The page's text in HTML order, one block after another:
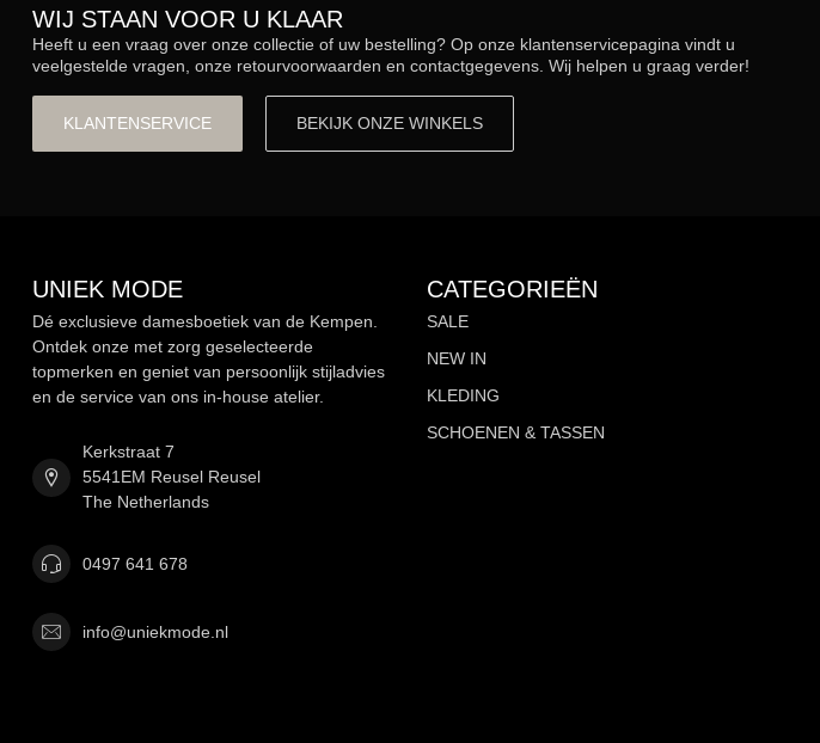
WIJ STAAN VOOR U KLAAR
Heeft u een vraag over onze collectie of uw bestelling? Op onze klantenservicepagina vindt u
veelgestelde vragen, onze retourvoorwaarden en contactgegevens. Wij helpen u graag verder!
KLANTENSERVICE BEKIJK ONZE WINKELS
UNIEK MODE
Dé exclusieve damesboetiek van de Kempen.
Ontdek onze met zorg geselecteerde
topmerken en geniet van persoonlijk stijladvies
en de service van ons in-house atelier.
Kerkstraat 7
5541EM Reusel Reusel
The Netherlands
0497 641 678
info@uniekmode.nl
CATEGORIEËN
SALE
NEW IN
KLEDING
SCHOENEN & TASSEN